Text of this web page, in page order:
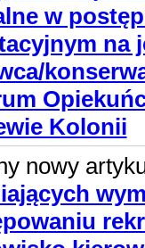
w
na
Kolonii
nowy